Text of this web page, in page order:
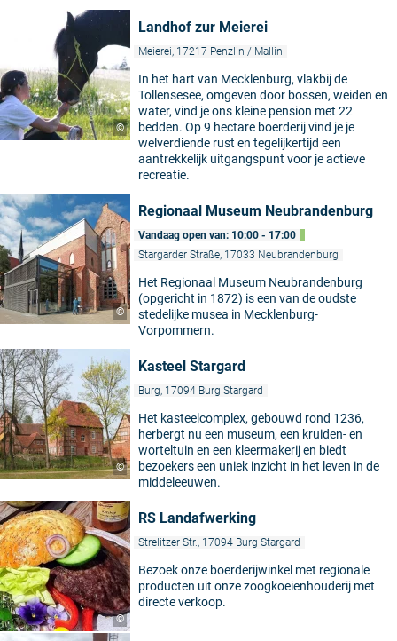
©
Landhof zur Meierei
Meierei, 17217 Penzlin / Mallin
In het hart van Mecklenburg, vlakbij de
Tollensesee, omgeven door bossen, weiden en
water, vind je ons kleine pension met 22
bedden. Op 9 hectare boerderij vind je je
welverdiende rust en tegelijkertijd een
aantrekkelijk uitgangspunt voor je actieve
recreatie.
©
Regionaal Museum Neubrandenburg
Vandaag open van: 10:00 - 17:00
Stargarder Straße, 17033 Neubrandenburg
Het Regionaal Museum Neubrandenburg
(opgericht in 1872) is een van de oudste
stedelijke musea in Mecklenburg-
Vorpommern.
©
Kasteel Stargard
Burg, 17094 Burg Stargard
Het kasteelcomplex, gebouwd rond 1236,
herbergt nu een museum, een kruiden- en
worteltuin en een kleermakerij en biedt
bezoekers een uniek inzicht in het leven in de
middeleeuwen.
©
RS Landafwerking
Strelitzer Str., 17094 Burg Stargard
Bezoek onze boerderijwinkel met regionale
producten uit onze zoogkoeienhouderij met
directe verkoop.